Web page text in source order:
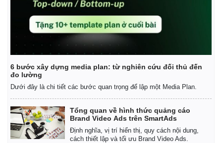
6 bước xây dựng media plan: từ nghiên cứu đối thủ đến
đo lường
Dưới đây là chi tiết các bước quan trọng để lập một Media Plan.
Tổng quan về hình thức quảng cáo
Brand Video Ads trên SmartAds
Định nghĩa, vị trí hiển thị, quy cách nội dung,
cách thiết lập và tối ưu Brand Video Ads.